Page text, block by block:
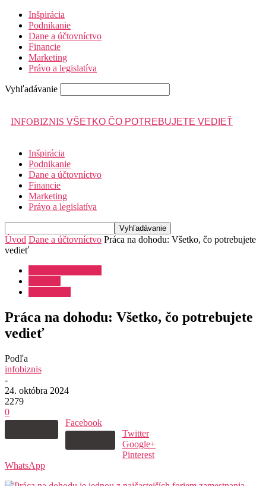
Inšpirácia
Podnikanie
Dane a účtovníctvo
Financie
Marketing
Právo a legislatíva
Vyhľadávanie
INFOBIZNIS VŠETKO ČO POTREBUJETE VEDIEŤ
Inšpirácia
Podnikanie
Dane a účtovníctvo
Financie
Marketing
Právo a legislatíva
Úvod Dane a účtovníctvo Práca na dohodu: Všetko, čo potrebujete
vedieť
Práca na dohodu: Všetko, čo potrebujete
vedieť
Podľa
infobiznis
-
24. októbra 2024
2279
0
Facebook
Twitter
Google+
Pinterest
WhatsApp